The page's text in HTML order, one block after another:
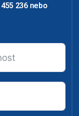
236 nebo